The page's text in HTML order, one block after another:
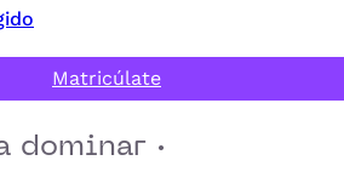
Matricúlate
dominar ·